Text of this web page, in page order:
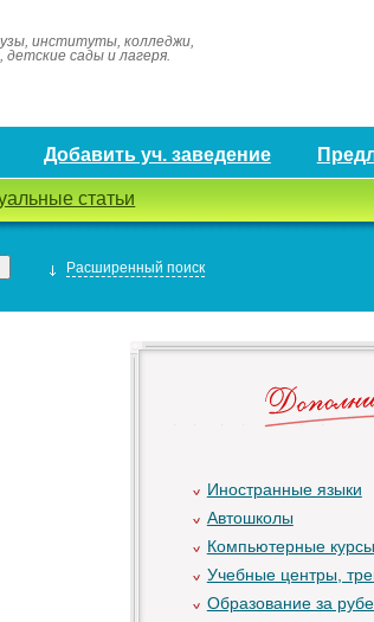
институты, колледжи,
сады и лагеря.
Добавить уч. заведение
статьи
Расширенный поиск
Иностранные языки
Автошколы
Компьютерные курсы
Учебные центры,
Образование за